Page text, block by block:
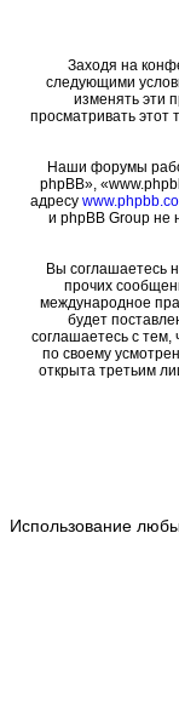
Заходя на
следующими
изменять эти
просматривать этот
Наши форумы
phpBB»,
адресу
и phpBB Group не
Вы соглашаетесь
прочих
международное
будет
соглашаетесь с
по своему
открыта третьим
Использование